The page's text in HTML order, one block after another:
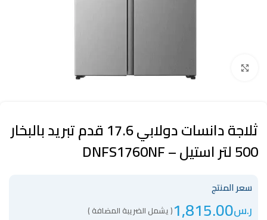
ثلاجة دانسات دولابي 17.6 قدم تبريد بالبخار
500 لتر استيل – DNFS1760NF
سعر المنتج
ر.س1,815.00( يشمل الضريبة المضافة )